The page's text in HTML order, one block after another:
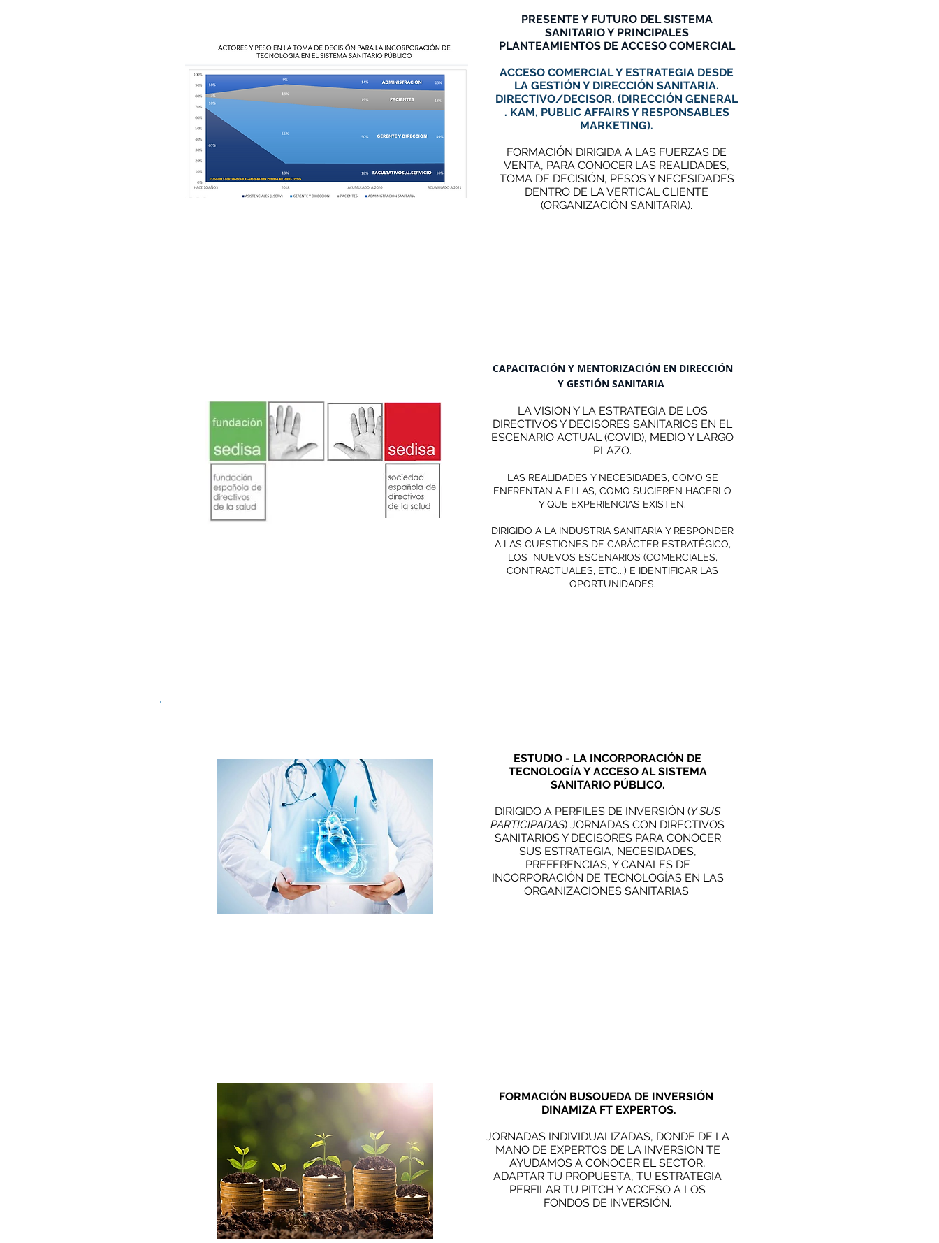
PRESENTE Y FUTURO DEL SISTEMA
SANITARIO Y PRINCIPALES
PLANTEAMIENTOS DE ACCESO COMERCIAL
ACCESO COMERCIAL Y ESTRATEGIA DESDE
LA GESTIÓN Y DIRECCIÓN SANITARIA.
DIRECTIVO/DECISOR. (DIRECCIÓN GENERAL
. KAM, PUBLIC AFFAIRS Y RESPONSABLES
MARKETING).
FORMACIÓN DIRIGIDA A LAS FUERZAS DE
VENTA, PARA CONOCER LAS REALIDADES,
TOMA DE DECISIÓN, PESOS Y NECESIDADES
DENTRO DE LA VERTICAL CLIENTE
(ORGANIZACIÓN SANITARIA).
​CAPACITACIÓN Y MENTORIZACIÓN EN DIRECCIÓN
Y GESTIÓN SANITARIA
LA VISION Y LA ESTRATEGIA DE LOS
DIRECTIVOS Y DECISORES SANITARIOS EN EL
ESCENARIO ACTUAL (COVID), MEDIO Y LARGO
PLAZO.
LAS REALIDADES Y NECESIDADES, COMO SE
ENFRENTAN A ELLAS, COMO SUGIEREN HACERLO
Y QUE EXPERIENCIAS EXISTEN.
DIRIGIDO A LA INDUSTRIA SANITARIA Y RESPONDER
A LAS CUESTIONES DE CARÁCTER ESTRATÉGICO,
LOS NUEVOS ESCENARIOS (COMERCIALES,
CONTRACTUALES, ETC...) E IDENTIFICAR LAS
OPORTUNIDADES.
ESTUDIO - LA INCORPORACIÓN DE
TECNOLOGÍA Y ACCESO AL SISTEMA
SANITARIO PÚBLICO.
DIRIGIDO A PERFILES DE INVERSIÓN (Y SUS
PARTICIPADAS) JORNADAS CON DIRECTIVOS
SANITARIOS Y DECISORES PARA CONOCER
SUS ESTRATEGIA, NECESIDADES,
PREFERENCIAS, Y CANALES DE
INCORPORACIÓN DE TECNOLOGÍAS EN LAS
ORGANIZACIONES SANITARIAS.
FORMACIÓN BUSQUEDA DE INVERSIÓN
DINAMIZA FT EXPERTOS.
JORNADAS INDIVIDUALIZADAS, DONDE DE LA
MANO DE EXPERTOS DE LA INVERSION TE
AYUDAMOS A CONOCER EL SECTOR,
ADAPTAR TU PROPUESTA, TU ESTRATEGIA
PERFILAR TU PITCH Y ACCESO A LOS
FONDOS DE INVERSIÓN.